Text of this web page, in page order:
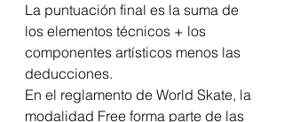
La puntuación final es la suma de
los elementos técnicos + los
componentes artísticos menos las
deducciones.
En el reglamento de World Skate, la
modalidad Free forma parte de las